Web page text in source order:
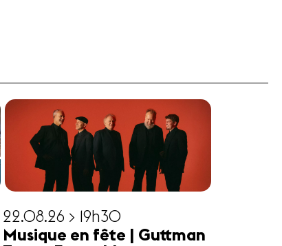
22.08.26 > 19h30
Musique en fête | Guttman